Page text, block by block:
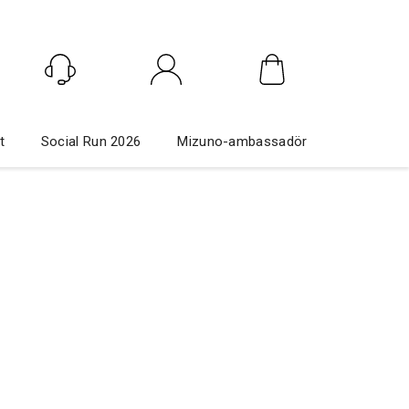
Social Run 2026 Mizuno-ambassadör